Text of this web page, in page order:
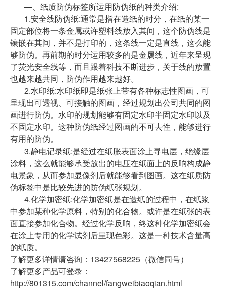
—、纸质防伪标签所运用防伪纸的种类介绍:
1.安全线防伪纸:通常是指在造纸的时分，在纸的某一
固定部位将一条金属或许塑料线放入其间，这个防伪线是
镶嵌在其间，并不是打印的，这条线一定是直线，这么能
够防伪。再前期的时分运用较多的是金属线，近年来呈现
了荧光安全线等，而且跟着科技不断进步，关于线的放置
也越来越共同，防伪作用越来越好。
2.水印纸:水印纸即是纸张上带有各种标志性图画，可
呈现出可透视、可接触的图画，经过规划出公司共同的图
画进行防伪。水印的规划能够有固定水印半固定水印以及
不固定水印。这种防伪纸经过图画的不可去性，能够进行
有用的防伪。
3.静电记录纸:是经过在纸胀表面涂上寻电层，绝缘层
涂料，这么就能够承受放出的电压在纸面上的反响构成静
电景象，从而参加显像剂后就能够看到图画。这在纸质防
伪标签中是比较先进的防伪纸张规划。
4.化学加密纸:化学加密纸是在造纸的过程中，在纸浆
中参加某种化学原料，特别的化合物。或许是在纸张的表
面直接参加化合物。经过化学反响，终这种化学加密纸会
在涂上专用的化学试剂后呈现色彩。这是一种技术含量高
的纸质。
了解更多详情请咨询：13427568225（微信同号）
了解更多产品可登录：
http://801315.com/channel/fangweibiaoqian.html